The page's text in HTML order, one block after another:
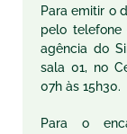
Para emitir o
pelo telefone
agência do
sala 01, no
07h às 15h30.
Para o